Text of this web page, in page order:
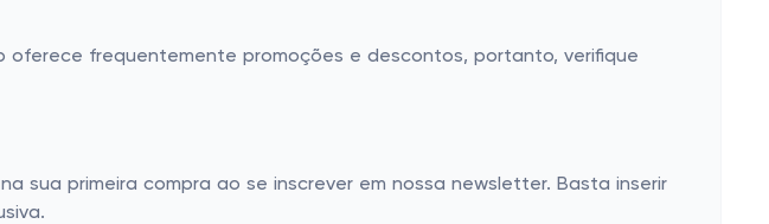
oferece frequentemente promoções e descontos, portanto, verifique
sua primeira compra ao se inscrever em nossa newsletter. Basta inserir